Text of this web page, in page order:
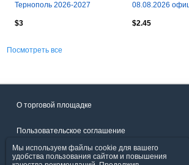
Тернополь 2026-2027
$3
08.08.2026
$2.45
Посмотреть все
О торговой площадке
Пользовательское соглашение
Политика конфиденциальности
Мы используем файлы cookie для вашего
удобства пользования сайтом и повышения